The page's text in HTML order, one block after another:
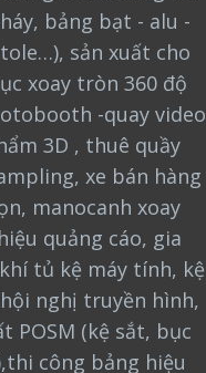
bảng bạt - alu -
sản xuất cho
xoay tròn 360 độ
-quay video
3D , thuê quầy
xe bán hàng
manocanh xoay
quảng cáo, gia
tủ kệ máy tính, kệ
nghị truyền hình,
POSM (kệ sắt, bục
công bảng hiệu